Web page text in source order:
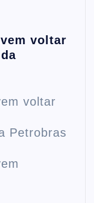
voltar
voltar
Petrobras